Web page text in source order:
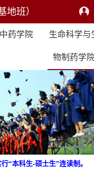
地班）
中药学院 生命科学与
物制药学
“本科生-硕士生”连读制。